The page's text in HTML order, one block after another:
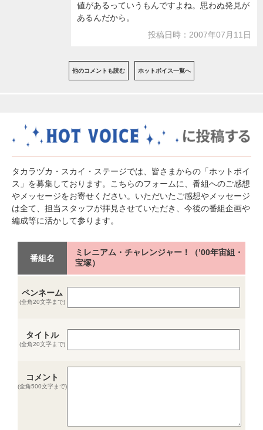
値があるっていうもんですよね。思わぬ発見が
あるんだから。
投稿日時：2007年07月11日
他のコメントも読む ホットボイス一覧へ
タカラヅカ・スカイ・ステージでは、皆さまからの「ホットボイ
ス」を募集しております。こちらのフォームに、番組へのご感想
やメッセージをお寄せください。いただいたご感想やメッセージ
は全て、担当スタッフが拝見させていただき、今後の番組企画や
編成等に活かして参ります。
番組名
ミレニアム・チャレンジャー！（’00年宙組・
宝塚）
ペンネーム
(全角20文字まで)
タイトル
(全角20文字まで)
コメント
(全角500文字まで)